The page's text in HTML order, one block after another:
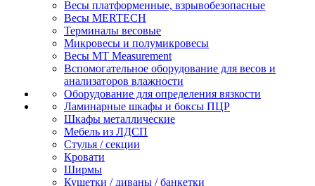
Весы платформенные, взрывобезопасные
Весы MERTECH
Терминалы весовые
Микровесы и полумикровесы
Весы MT Measurement
Вспомогательное оборудование для весов и
анализаторов влажности
Оборудование для определения вязкости
Ламинарные шкафы и боксы ПЦР
Шкафы металлические
Мебель из ЛДСП
Стулья / секции
Кровати
Ширмы
Кушетки / диваны / банкетки